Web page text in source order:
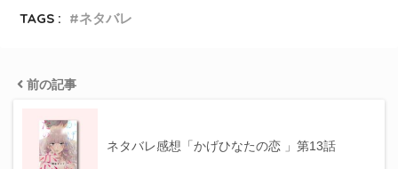
TAGS :
ネタバレ
前の記事
ネタバレ感想「かげひなたの恋 」第13話